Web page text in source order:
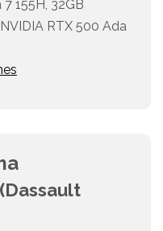
7 155H, 32GB
RTX 500 Ada
(Dassault